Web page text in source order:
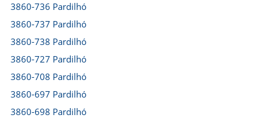
3860-736 Pardilhó
3860-737 Pardilhó
3860-738 Pardilhó
3860-727 Pardilhó
3860-708 Pardilhó
3860-697 Pardilhó
3860-698 Pardilhó